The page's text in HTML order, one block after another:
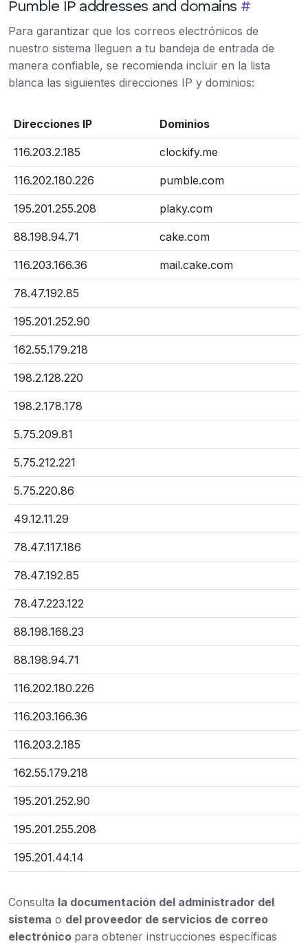
Pumble IP addresses and domains #
Para garantizar que los correos electrónicos de
nuestro sistema lleguen a tu bandeja de entrada de
manera confiable, se recomienda incluir en la lista
blanca las siguientes direcciones IP y dominios:
Direcciones IP Dominios
116.203.2.185 clockify.me
116.202.180.226 pumble.com
195.201.255.208 plaky.com
88.198.94.71 cake.com
116.203.166.36 mail.cake.com
78.47.192.85
195.201.252.90
162.55.179.218
198.2.128.220
198.2.178.178
5.75.209.81
5.75.212.221
5.75.220.86
49.12.11.29
78.47.117.186
78.47.192.85
78.47.223.122
88.198.168.23
88.198.94.71
116.202.180.226
116.203.166.36
116.203.2.185
162.55.179.218
195.201.252.90
195.201.255.208
195.201.44.14
Consulta la documentación del administrador del
sistema o del proveedor de servicios de correo
electrónico para obtener instrucciones específicas